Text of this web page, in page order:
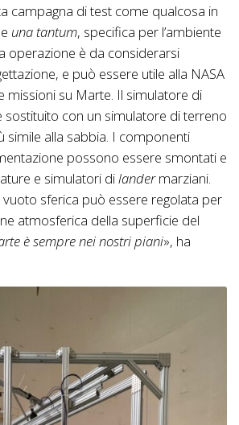
campagna di test come qualcosa in
una tantum, specifica per l’ambiente
operazione è da considerarsi
e può essere utile alla NASA
missioni su Marte. Il simulatore di
sostituito con un simulatore di terreno
simile alla sabbia. I componenti
possono essere smontati e
e simulatori dilandermarziani.
sferica può essere regolata per
atmosferica della superficie del
è sempre nei nostri piani», ha